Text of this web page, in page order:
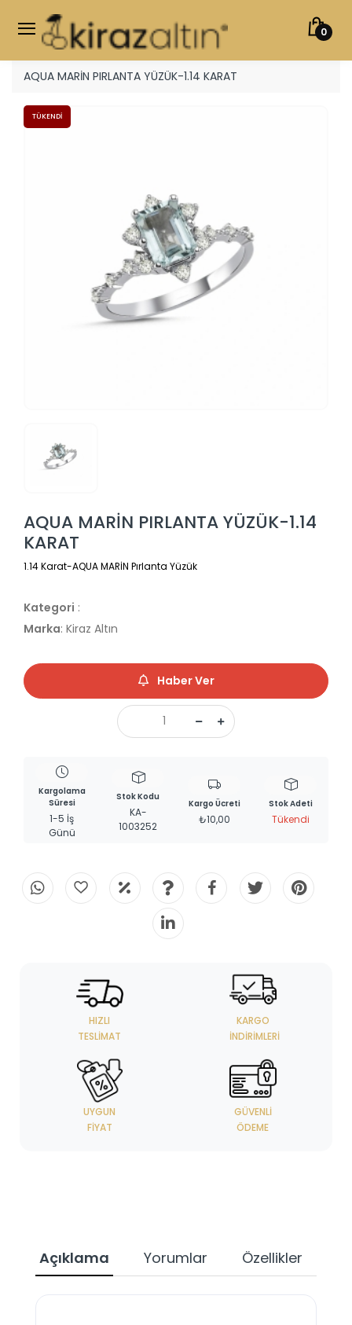
0
AQUA MARİN PIRLANTA YÜZÜK-1.14 KARAT
TÜKENDI
AQUA MARİN PIRLANTA YÜZÜK-1.14
KARAT
1.14 Karat-AQUA MARİN Pırlanta Yüzük
Kategori :
Marka: Kiraz Altın
Haber Ver
Kargolama
Süresi
1-5 İş
Günü
Stok Kodu
KA-
1003252
Kargo Ücreti
₺10,00
Stok Adeti
Tükendi
HIZLI
TESLIMAT
KARGO
İNDIRIMLERI
UYGUN
FIYAT
GÜVENLI
ÖDEME
Açıklama Yorumlar Özellikler